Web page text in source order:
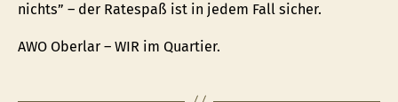
nichts” – der Ratespaß ist in jedem Fall sicher.
AWO Oberlar – WIR im Quartier.